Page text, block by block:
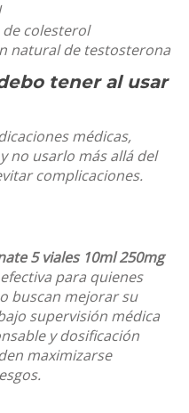
colesterol
natural de testosterona
tener al usar
médicas,
no usarlo más allá del
complicaciones.
5 viales 10ml 250mg
para quienes
buscan mejorar su
supervisión médica
y dosificación
maximizarse